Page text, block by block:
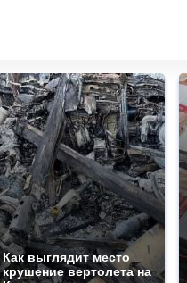
Как выглядит место
крушение вертолета на